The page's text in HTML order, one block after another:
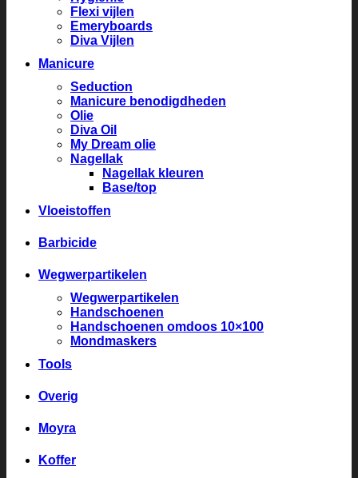
Flexi vijlen
Emeryboards
Diva Vijlen
Manicure
Seduction
Manicure benodigdheden
Olie
Diva Oil
My Dream olie
Nagellak
Nagellak kleuren
Base/top
Vloeistoffen
Barbicide
Wegwerpartikelen
Wegwerpartikelen
Handschoenen
Handschoenen omdoos 10×100
Mondmaskers
Tools
Overig
Moyra
Koffer